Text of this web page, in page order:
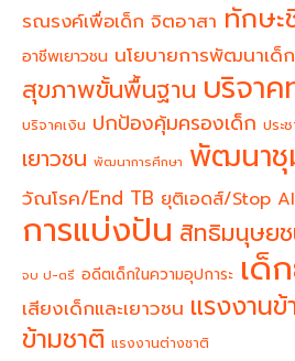
รณรงค์เพื่อเด็ก จิตอาสา ทักษะ
อาชีพเยาวชน นโยบายการพัฒนาเด็ก
สุขภาพขั้นพื้นฐาน บริจา
บริจาคเงิน ปกป้องคุ้มครองเด็ก ประ
เยาวชน พัฒนาการศึกษา พัฒนาชุ
วัณโรค/End TB ยุติเอดส์/Stop
การแบ่งปัน สิทธิมนุษย
จบ ป-ตรี อดีตเด็กในความอุปการะ เด็
เสียงเด็กและเยาวชน แรงงาน
ข้ามชาติ แรงงานต่างชาติ